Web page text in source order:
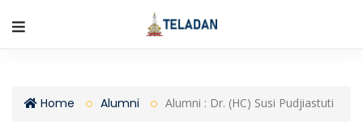
Home Alumni Alumni : Dr. (HC) Susi Pudjiastuti